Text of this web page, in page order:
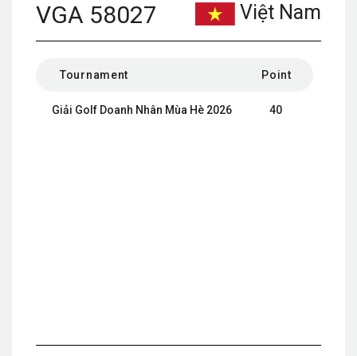
VGA 58027 Việt Nam
Tournament Point
Giải Golf Doanh Nhân Mùa Hè 2026 40